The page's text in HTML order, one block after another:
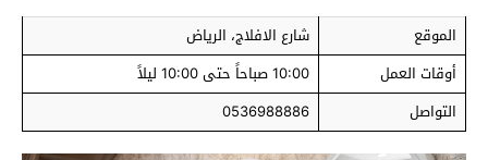
الموقع
شارع الافلاج، الرياض
أوقات العمل
10:00 صباحاً حتى 10:00 ليلاً
التواصل
0536988886